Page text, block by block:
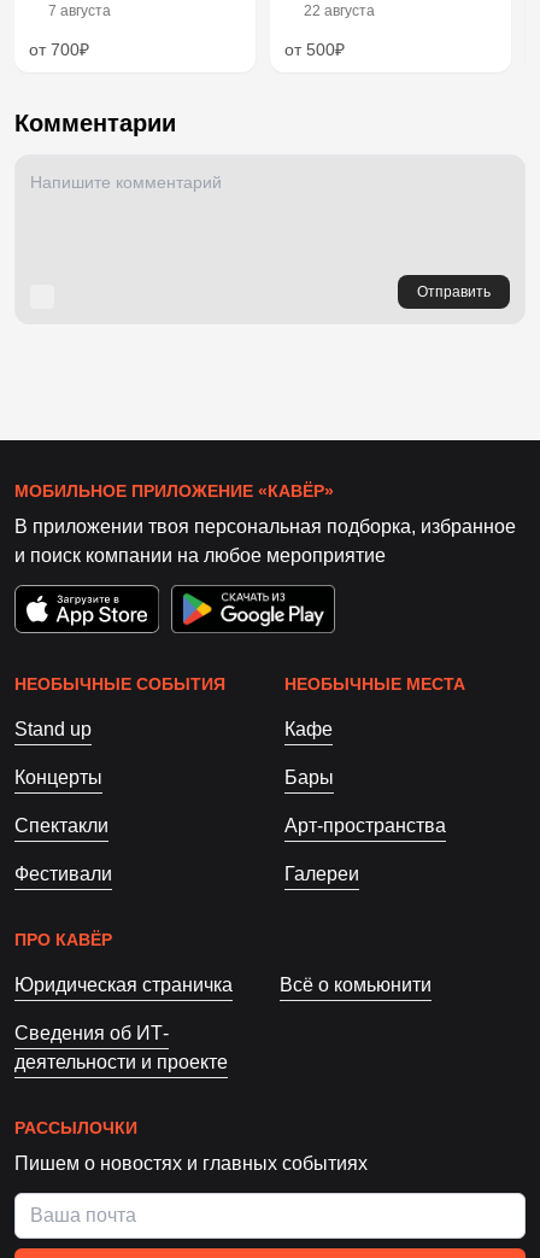
7 августа
от 700₽
22 августа
от 500₽
Комментарии
Отправить
МОБИЛЬНОЕ ПРИЛОЖЕНИЕ «КАВЁР»
В приложении твоя персональная подборка, избранное
и поиск компании на любое мероприятие
НЕОБЫЧНЫЕ СОБЫТИЯ
Stand up
Концерты
Спектакли
Фестивали
НЕОБЫЧНЫЕ МЕСТА
Кафе
Бары
Арт-пространства
Галереи
ПРО КАВЁР
Юридическая страничка Всё о комьюнити
Сведения об ИТ-
деятельности и проекте
РАССЫЛОЧКИ
Пишем о новостях и главных событиях